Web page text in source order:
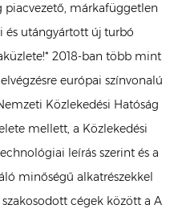
piacvezető, márkafüggetlen
és utángyártott új turbó
2018-ban több mint
európai színvonalú
Közlekedési Hatóság
mellett, a Közlekedési
leírás szerint és a
minőségű alkatrészekkel
cégek között a A